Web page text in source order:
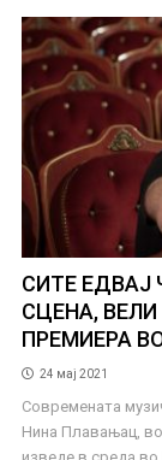
СИТЕ ЕДВАЈ
СЦЕНА,
ПРЕМИЕРА
24 мај 2021
Современата
Нина Плавањац,